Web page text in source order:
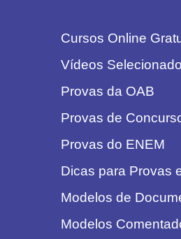
Cursos Online
Vídeos
Provas da OAB
Provas de
Provas do ENEM
Dicas para Provas
Modelos de
Modelos